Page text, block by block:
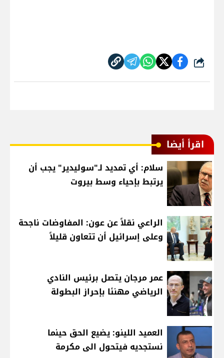
شارك
اقرأ أيضا
سلام: أي تمديد لـ"سوليدير" يجب أن
يرتبط بإحياء وسط بيروت
الراعي نقلاً عن عون: المفاوضات ناجحة
وعلى إسرائيل أن تتعاون قليلاً
عمر مرجان يتصل برئيس النادي
الرياضي مهنئا بإحراز البطولة
العميد اللينو: يضيع الحق حينما
نستجديه فيتحول الى مكرمة